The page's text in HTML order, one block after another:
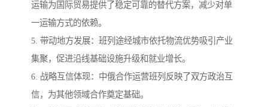
运输为国际贸易提供了稳定可靠的替代方案，减少对单
一运输方式的依赖。
5. 带动地方发展：班列途经城市依托物流优势吸引产业
集聚，促进沿线基础设施升级和就业增长。
6. 战略互信体现：中俄合作运营班列反映了双方政治互
信，为其他领域合作奠定基础。